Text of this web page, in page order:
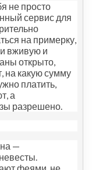
не просто
сервис для
на примерку,
вживую и
открыто,
на какую сумму
платить,
а
разрешено.
—